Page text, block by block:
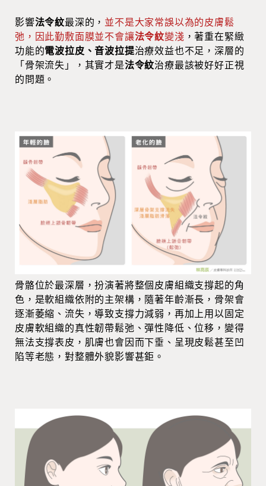
影響法令紋最深的，並不是大家常誤以為的皮膚鬆
弛，因此勤敷面膜並不會讓法令紋變淺 ，著重在緊緻
功能的電波拉皮、音波拉提治療效益也不足，深層的
「骨架流失」，其實才是法令紋治療最該被好好正視
的問題。
骨骼位於最深層，扮演著將整個皮膚組織支撐起的角
色，是軟組織依附的主架構，隨著年齡漸長，骨架會
逐漸萎縮、流失，導致支撐力減弱，再加上用以固定
皮膚軟組織的真性韌帶鬆弛、彈性降低、位移，變得
無法支撐表皮，肌膚也會因而下垂、呈現皮鬆甚至凹
陷等老態，對整體外貌影響甚鉅。